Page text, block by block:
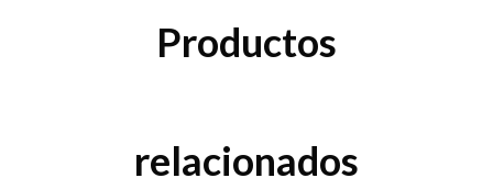
Productos
relacionados